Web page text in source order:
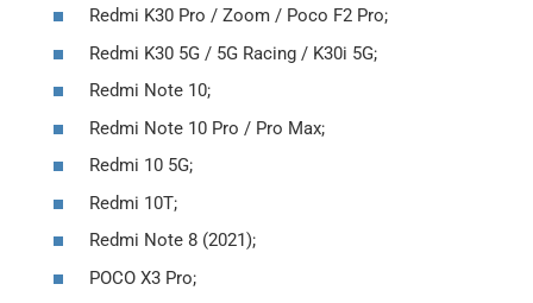
Redmi K30 Pro / Zoom / Poco F2 Pro;
Redmi K30 5G / 5G Racing / K30i 5G;
Redmi Note 10;
Redmi Note 10 Pro / Pro Max;
Redmi 10 5G;
Redmi 10T;
Redmi Note 8 (2021);
POCO X3 Pro;